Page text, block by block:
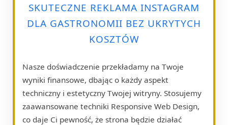
SKUTECZNE REKLAMA INSTAGRAM
DLA GASTRONOMII BEZ UKRYTYCH
KOSZTÓW
Nasze doświadczenie przekładamy na Twoje
wyniki finansowe, dbając o każdy aspekt
techniczny i estetyczny Twojej witryny. Stosujemy
zaawansowane techniki Responsive Web Design,
co daje Ci pewność, że strona będzie działać